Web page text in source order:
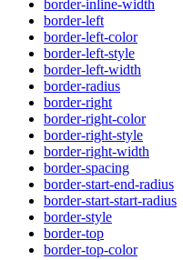
border-inline-width
border-left
border-left-color
border-left-style
border-left-width
border-radius
border-right
border-right-color
border-right-style
border-right-width
border-spacing
border-start-end-radius
border-start-start-radius
border-style
border-top
border-top-color